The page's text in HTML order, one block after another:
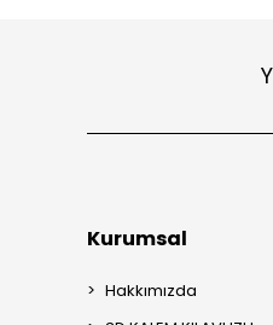
Kurumsal
Hakkımızda